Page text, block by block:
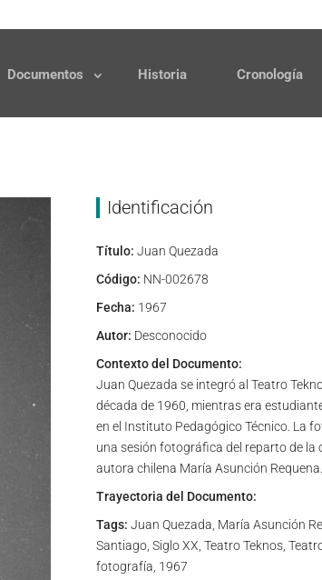
Documentos Historia Cronología
Identificación
Título: Juan Quezada
Código: NN-002678
Fecha: 1967
Autor: Desconocido
Contexto del Documento:
Juan Quezada se integró al Teatro
década de 1960, mientras era
en el Instituto Pedagógico Técnico. La
una sesión fotográfica del reparto de la
autora chilena María Asunción Requena.
Trayectoria del Documento:
Tags: Juan Quezada, María Asunción
Santiago, Siglo XX, Teatro Teknos,
fotografía, 1967